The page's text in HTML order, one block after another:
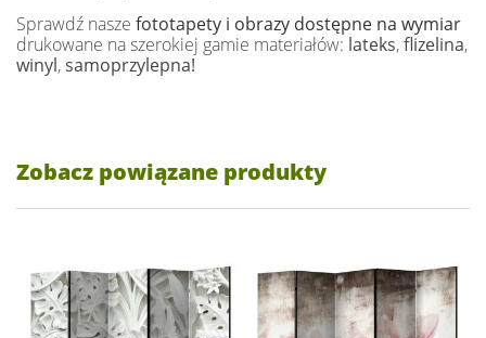
Sprawdź nasze fototapety i obrazy dostępne na wymiar
drukowane na szerokiej gamie materiałów: lateks,flizelina,
winyl,samoprzylepna!
Zobacz powiązane produkty